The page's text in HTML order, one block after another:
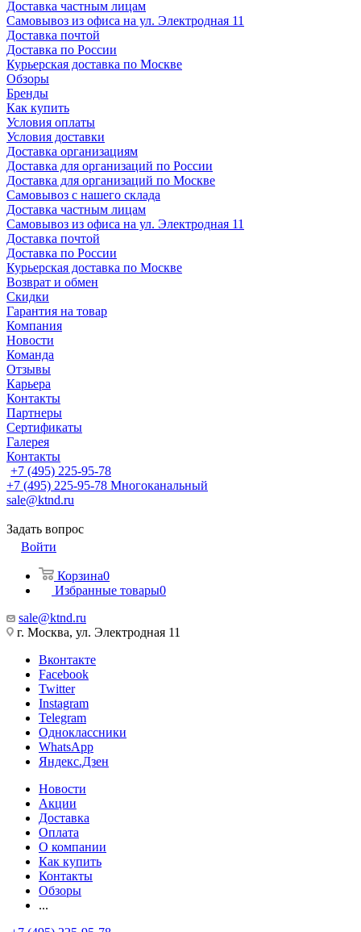
Доставка частным лицам
Самовывоз из офиса на ул. Электродная 11
Доставка почтой
Доставка по России
Курьерская доставка по Москве
Обзоры
Бренды
Как купить
Условия оплаты
Условия доставки
Доставка организациям
Доставка для организаций по России
Доставка для организаций по Москве
Самовывоз с нашего склада
Доставка частным лицам
Самовывоз из офиса на ул. Электродная 11
Доставка почтой
Доставка по России
Курьерская доставка по Москве
Возврат и обмен
Скидки
Гарантия на товар
Компания
Новости
Команда
Отзывы
Карьера
Контакты
Партнеры
Сертификаты
Галерея
Контакты
+7 (495) 225-95-78
+7 (495) 225-95-78 Многоканальный
sale@ktnd.ru
Задать вопрос
Войти
Корзина0
Избранные товары0
sale@ktnd.ru
г. Москва, ул. Электродная 11
Вконтакте
Facebook
Twitter
Instagram
Telegram
Одноклассники
WhatsApp
Яндекс.Дзен
Новости
Акции
Доставка
Оплата
О компании
Как купить
Контакты
Обзоры
...